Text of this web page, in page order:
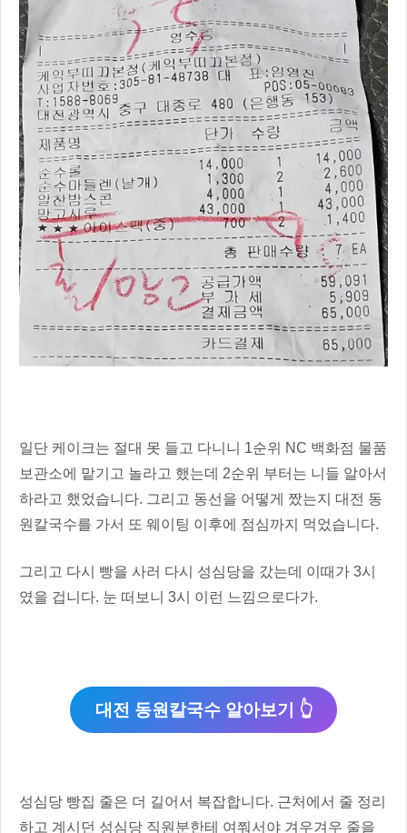
일단 케이크는 절대 못 들고 다니니 1순위 NC 백화점 물품
보관소에 맡기고 놀라고 했는데 2순위 부터는 니들 알아서
하라고 했었습니다. 그리고 동선을 어떻게 짰는지 대전 동
원칼국수를 가서 또 웨이팅 이후에 점심까지 먹었습니다.
그리고 다시 빵을 사러 다시 성심당을 갔는데 이때가 3시
였을 겁니다. 눈 떠보니 3시 이런 느낌으로다가.
대전 동원칼국수 알아보기 👆
성심당 빵집 줄은 더 길어서 복잡합니다. 근처에서 줄 정리
하고 계시던 성심당 직원분한테 여쭤서야 겨우겨우 줄을